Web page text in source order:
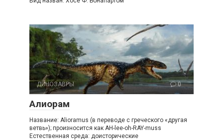
ДИНОЗАВРЫ 0
Алиорам
Название: Alioramus (в переводе с греческого «другая
ветвь»); произносится как AH-lee-oh-RAY-muss
Естественная среда: доисторические